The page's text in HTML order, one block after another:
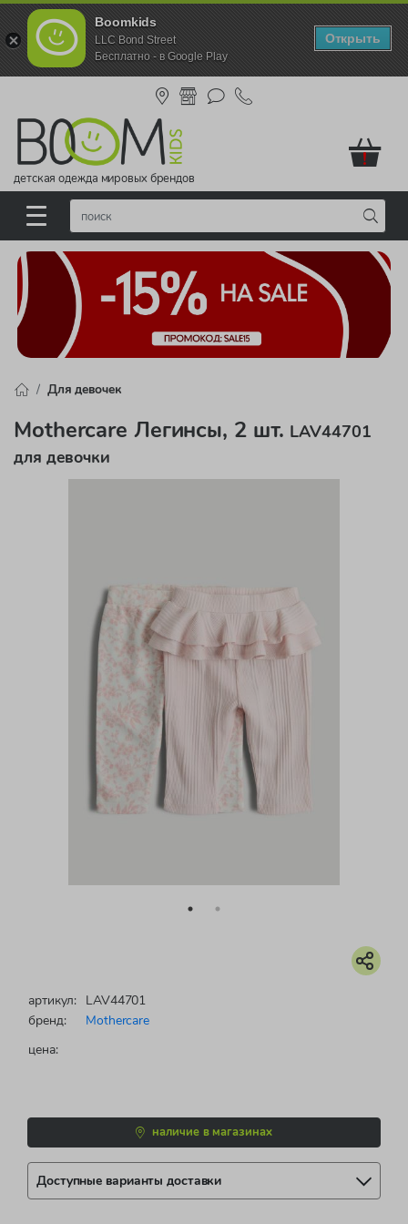
Boomkids
LLC Bond Street
Бесплатно - в Google Play
Открыть
детская одежда мировых брендов
!
Для девочек
Mothercare Легинсы, 2 шт. LAV44701
для девочки
артикул: LAV44701
бренд:
Mothercare
цена:
наличие в магазинах
Доступные варианты доставки